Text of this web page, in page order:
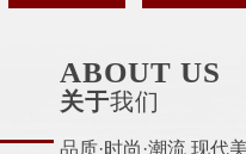
ABOUT US
关于我们
品质·时尚·潮流 现代